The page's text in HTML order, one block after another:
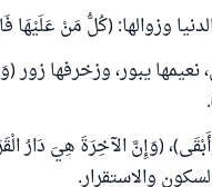
نعيمها يبور، وزخرفها زور
(وَإِنَّ الآخِرَةَ هِيَ دَارُ
والاستقرار.